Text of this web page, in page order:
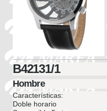
B42131/1
Hombre
Características:
Doble horario